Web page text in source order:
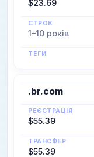
$23.69
СТРОК
1–10 років
ТЕГИ
.br.com
РЕЄСТРАЦІЯ
$55.39
ТРАНСФЕР
$55.39